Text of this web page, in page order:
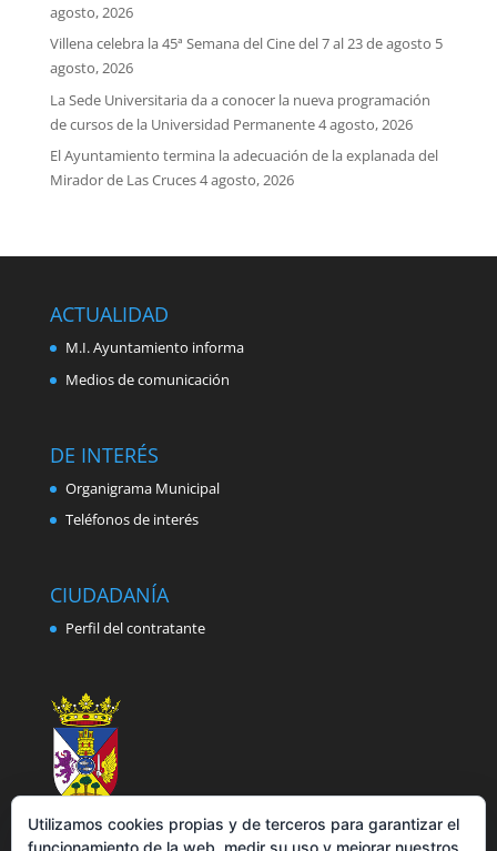
agosto, 2026
Villena celebra la 45ª Semana del Cine del 7 al 23 de agosto 5
agosto, 2026
La Sede Universitaria da a conocer la nueva programación
de cursos de la Universidad Permanente4 agosto, 2026
El Ayuntamiento termina la adecuación de la explanada del
Mirador de Las Cruces4 agosto, 2026
ACTUALIDAD
M.I. Ayuntamiento informa
Medios de comunicación
DE INTERÉS
Organigrama Municipal
Teléfonos de interés
CIUDADANÍA
Perfil del contratante
Utilizamos cookies propias y de terceros para garantizar el
funcionamiento de la web, medir su uso y mejorar nuestros